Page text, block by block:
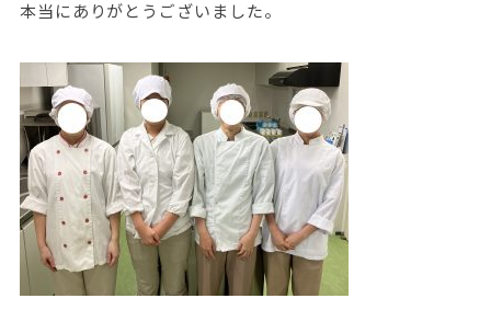
本当にありがとうございました。